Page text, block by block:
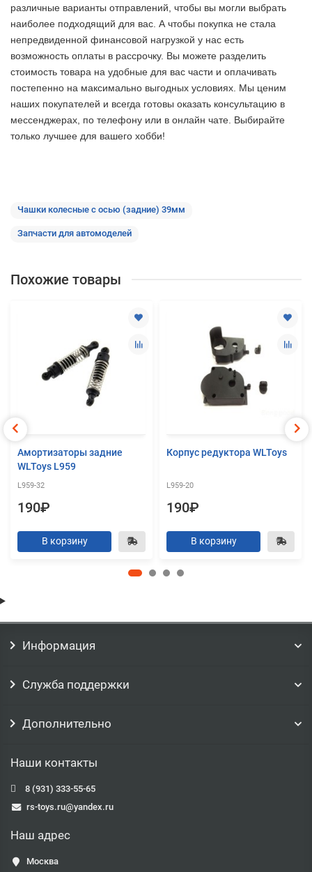
различные варианты отправлений, чтобы вы могли выбрать
наиболее подходящий для вас. А чтобы покупка не стала
непредвиденной финансовой нагрузкой у нас есть
возможность оплаты в рассрочку. Вы можете разделить
стоимость товара на удобные для вас части и оплачивать
постепенно на максимально выгодных условиях. Мы ценим
наших покупателей и всегда готовы оказать консультацию в
мессенджерах, по телефону или в онлайн чате. Выбирайте
только лучшее для вашего хобби!
Чашки колесные с осью (задние) 39мм
Запчасти для автомоделей
Похожие товары
Амортизаторы задние
WLToys L959
L959-32
190₽
В корзину
Корпус редуктора WLToys
L959-20
190₽
В корзину
Информация
Служба поддержки
Дополнительно
Наши контакты
8 (931) 333-55-65
rs-toys.ru@yandex.ru
Наш адрес
Москва